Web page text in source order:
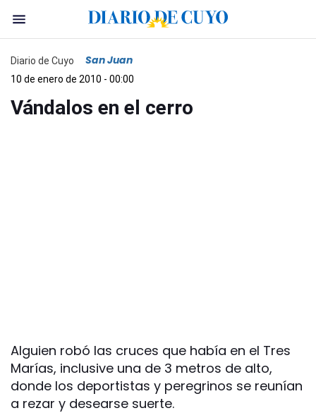
Diario de Cuyo San Juan
10 de enero de 2010 - 00:00
Vándalos en el cerro
Alguien robó las cruces que había en el Tres
Marías, inclusive una de 3 metros de alto,
donde los deportistas y peregrinos se reunían
a rezar y desearse suerte.